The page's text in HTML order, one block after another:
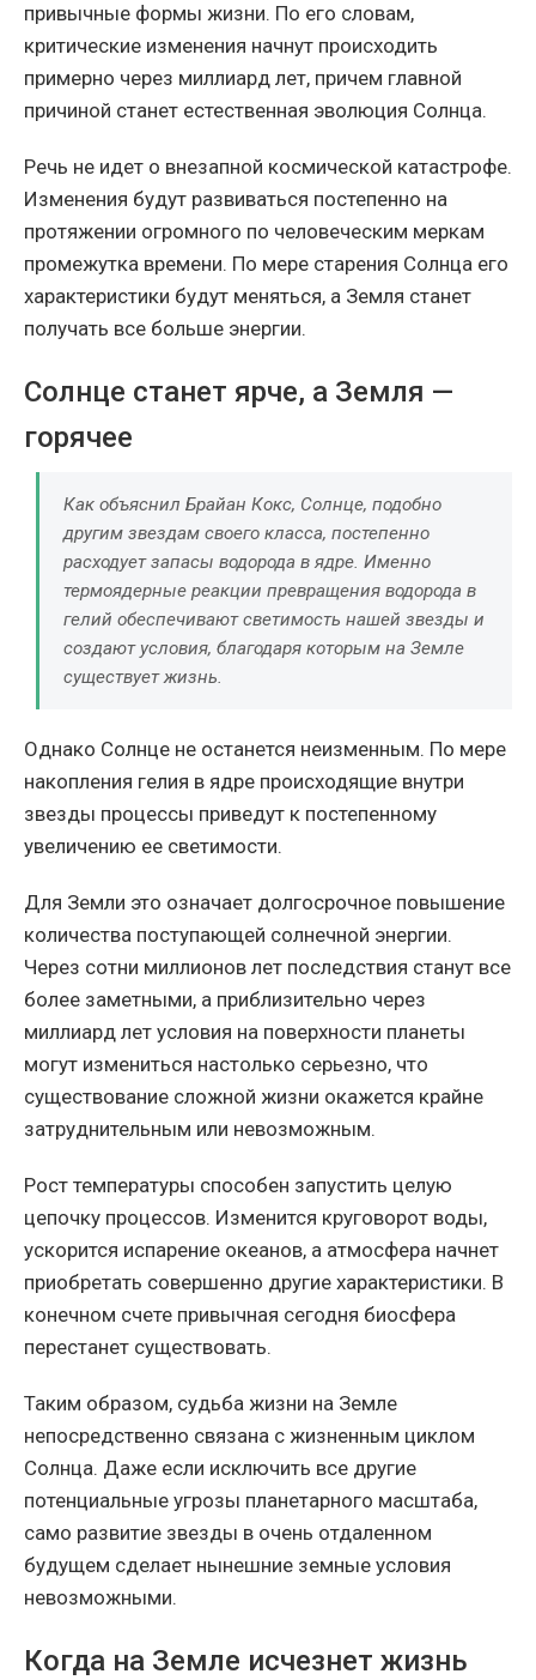
привычные формы жизни. По его словам,
критические изменения начнут происходить
примерно через миллиард лет, причем главной
причиной станет естественная эволюция Солнца.
Речь не идет о внезапной космической катастрофе.
Изменения будут развиваться постепенно на
протяжении огромного по человеческим меркам
промежутка времени. По мере старения Солнца его
характеристики будут меняться, а Земля станет
получать все больше энергии.
Солнце станет ярче, а Земля —
горячее
Как объяснил Брайан Кокс, Солнце, подобно
другим звездам своего класса, постепенно
расходует запасы водорода в ядре. Именно
термоядерные реакции превращения водорода в
гелий обеспечивают светимость нашей звезды и
создают условия, благодаря которым на Земле
существует жизнь.
Однако Солнце не останется неизменным. По мере
накопления гелия в ядре происходящие внутри
звезды процессы приведут к постепенному
увеличению ее светимости.
Для Земли это означает долгосрочное повышение
количества поступающей солнечной энергии.
Через сотни миллионов лет последствия станут все
более заметными, а приблизительно через
миллиард лет условия на поверхности планеты
могут измениться настолько серьезно, что
существование сложной жизни окажется крайне
затруднительным или невозможным.
Рост температуры способен запустить целую
цепочку процессов. Изменится круговорот воды,
ускорится испарение океанов, а атмосфера начнет
приобретать совершенно другие характеристики. В
конечном счете привычная сегодня биосфера
перестанет существовать.
Таким образом, судьба жизни на Земле
непосредственно связана с жизненным циклом
Солнца. Даже если исключить все другие
потенциальные угрозы планетарного масштаба,
само развитие звезды в очень отдаленном
будущем сделает нынешние земные условия
невозможными.
Когда на Земле исчезнет жизнь